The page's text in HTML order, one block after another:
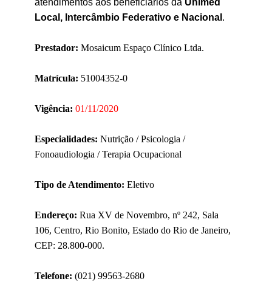
atendimentos aos beneficiários da Unimed
Local, Intercâmbio Federativo e Nacional .
Prestador: Mosaicum Espaço Clínico Ltda.
Matrícula: 51004352-0
Vigência: 01/11/2020
Especialidades: Nutrição / Psicologia /
Fonoaudiologia / Terapia Ocupacional
Tipo de Atendimento: Eletivo
Endereço: Rua XV de Novembro, nº 242, Sala
106, Centro, Rio Bonito, Estado do Rio de Janeiro,
CEP: 28.800-000.
Telefone: (021) 99563-2680